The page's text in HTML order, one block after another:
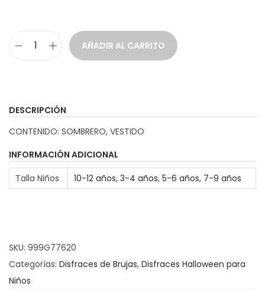
r
a
z
B
r
P
ú
AÑADIR AL CARRITO
DESCRIPCIÓN
CONTENIDO: SOMBRERO, VESTIDO
INFORMACIÓN ADICIONAL
Talla Niños
10-12 años, 3-4 años, 5-6 años, 7-9 años
SKU: 999G77620
Categorías: Disfraces de Brujas, Disfraces Halloween para
Niños